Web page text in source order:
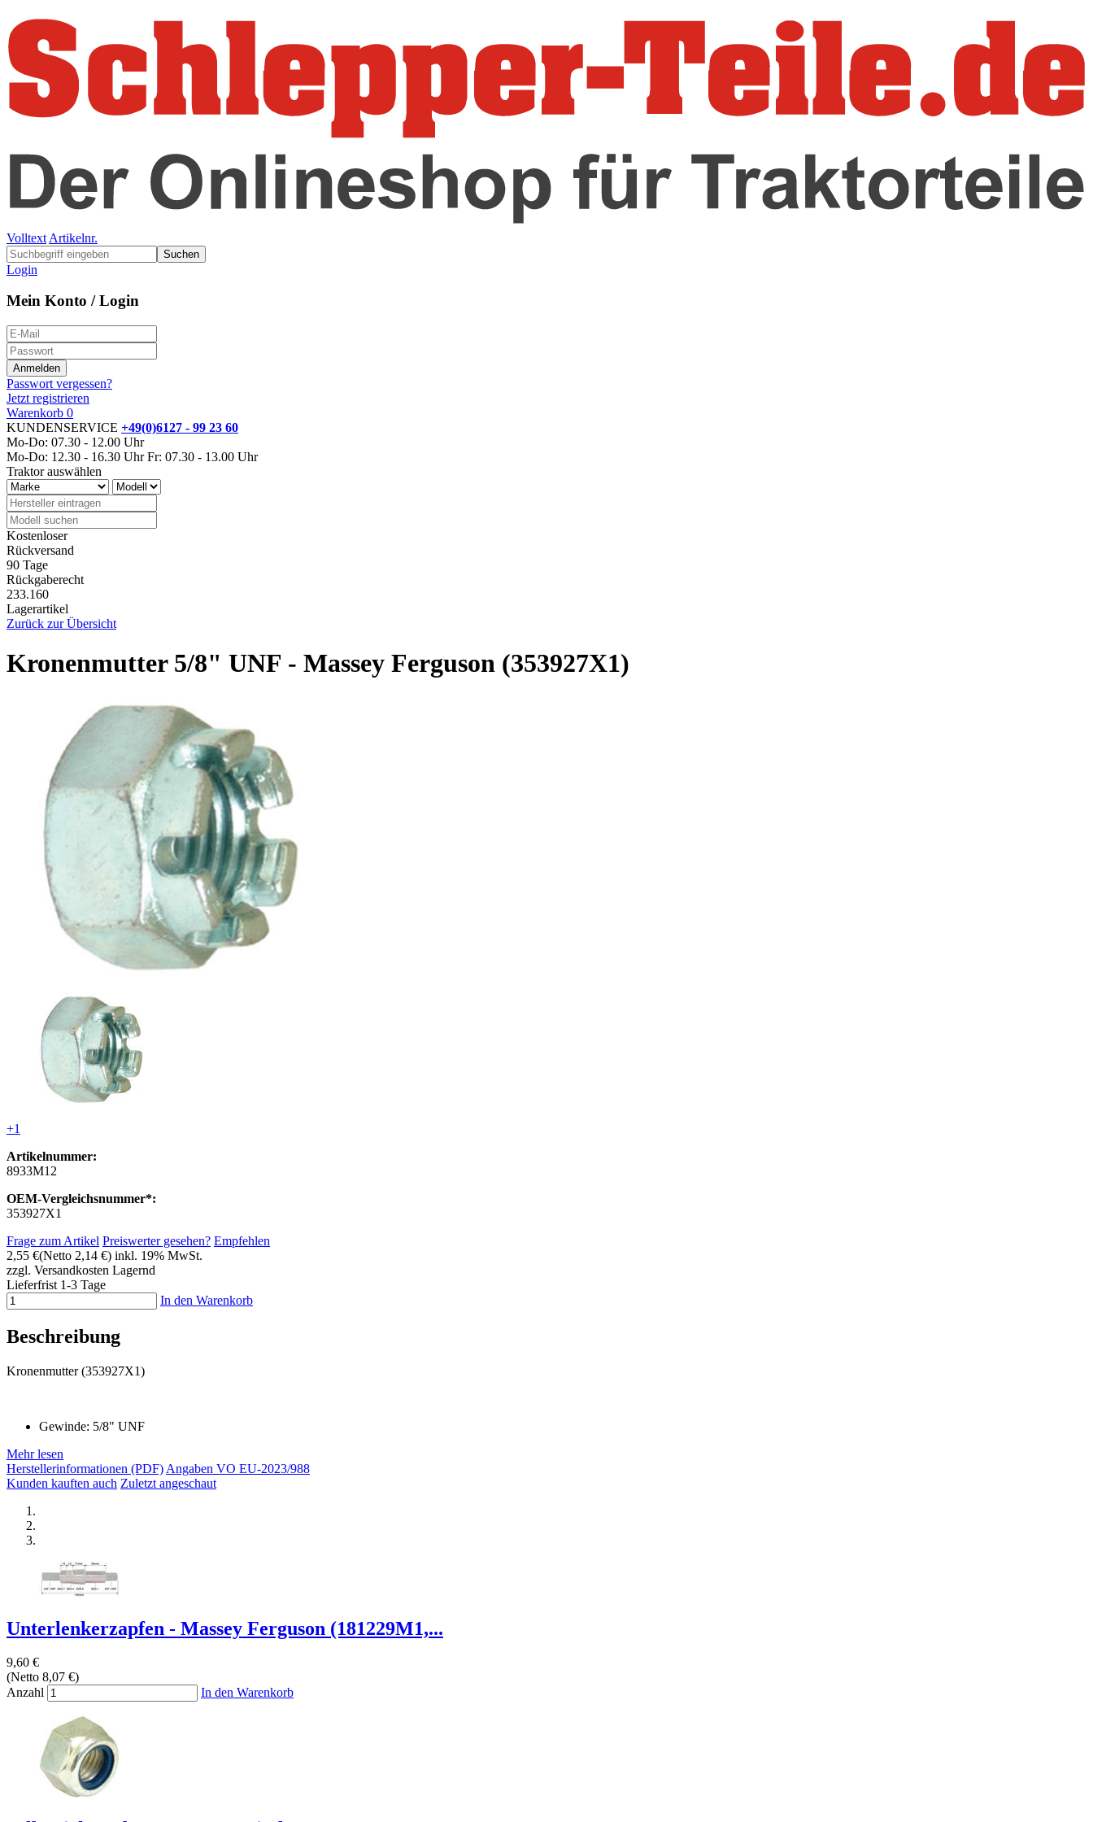
Volltext Artikelnr.
Suchen
Login
Mein Konto / Login
Passwort vergessen?
Jetzt registrieren
Warenkorb 0
KUNDENSERVICE +49(0)6127 - 99 23 60
Mo-Do: 07.30 - 12.00 Uhr
Mo-Do: 12.30 - 16.30 Uhr Fr: 07.30 - 13.00 Uhr
Traktor auswählen
Kostenloser
Rückversand
90 Tage
Rückgaberecht
233.160
Lagerartikel
Zurück zur Übersicht
Kronenmutter 5/8" UNF - Massey Ferguson (353927X1)
+1
Artikelnummer:
8933M12
OEM-Vergleichsnummer*:
353927X1
Frage zum Artikel Preiswerter gesehen? Empfehlen
2,55 €(Netto 2,14 €) inkl. 19% MwSt.
zzgl. Versandkosten Lagernd
Lieferfrist 1-3 Tage
In den Warenkorb
Beschreibung
Kronenmutter (353927X1)
Gewinde: 5/8" UNF
Mehr lesen
Herstellerinformationen (PDF) Angaben VO EU-2023/988
Kunden kauften auch Zuletzt angeschaut
Unterlenkerzapfen - Massey Ferguson (181229M1,...
9,60 €
(Netto 8,07 €)
Anzahl
In den Warenkorb